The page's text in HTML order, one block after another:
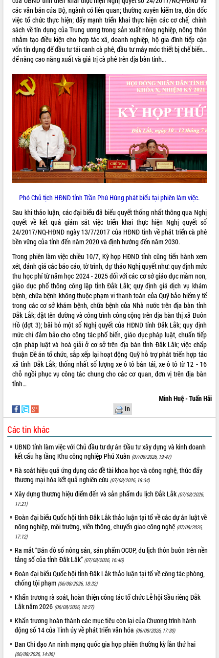
Hội thảo góp ý hồ sơ điều chỉnh quy
hoạch tỉnh Đắk Lắk thời kỳ 2021-2030,
tầm nhìn đến năm 2050
Nâng cao hiệu quả hoạt động của các
doanh nghiệp nhà nước
Hội nghị triển khai kết nối mạng
quan Đảng, Nhà nước
Lễ phát động chuỗi hoạt động chung
tay làm sạch môi trường
Xã Ea Kar bước chuyển mình trong
công tác cải cách hành chính mô hình
UBND tỉnh họp báo định kỳ tháng 4
năm 2026
Hội thảo khoa học “Giải pháp thúc đẩy
phát triển nền kinh tế xanh tại tỉnh
Đắk Lắk”
Tăng cường giám sát, đôn đốc thực
hiện nhiệm vụ quản lý tài sản công
hàng tuần
Tháo gỡ những vướng mắc, đẩy mạnh
công tác cải cách thủ tục hành chính
tại Trung tâm Phục vụ hành chính
công tỉnh
Đắk Lắk: Tôn vinh 46 giải pháp tại Hội
thi Sáng tạo Kỹ thuật 2024 - 2025
Đắk Lắk rà soát, điều chỉnh Đề án 190
về phát triển nuôi trồng thủy sản
Phó Chủ tịch UBND tỉnh Đắk Lắk
Trương Công Thái kiểm tra thực địa
Dự án cao tốc Khánh Hòa - Buôn Ma
Thuột
Định vị cà phê Việt Nam như một “di
sản sống” trong dòng chảy toàn cầu
Xây dựng nông thôn mới: Nâng cao đời
sống người dân từ những mô hình thiết
Quyết liệt tháo gỡ vướng mắc, đẩy
nhanh tiến độ các dự án trọng điểm
trong Khu kinh tế Nam Phú Yên
Hòn Yến phát triển du lịch gắn với bảo
tồn biển
Đắk Lắk thời kỳ 2021-2030, tầm nhìn
đến năm 2050
Phát động chiến dịch 30 ngày đêm
giải phóng mặt bằng Tuyến đường bộ
ven biển
Đắk Lắk nỗ lực thúc đẩy tăng trưởng
kinh tế từ 10% trở lên trong Quý
II/2026
Đắk Lắk ký kết thỏa thuận hợp tác về
chuyển đổi số giai đoạn 2026 – 2030
với Tập đoàn Bưu chính Viễn thông
Việt Nam
Thứ trưởng Bộ Y tế làm việc với tỉnh
Đắk Lắk về phát triển nhân lực y tế
cho trạm y tế cấp xã
Du lịch Đắk Lắk nâng tầm trải nghiệm
du khách thông qua Hệ thống cơ sở dữ
liệu và Bản đồ số
các văn bản của Bộ, ngành có liên quan; thường xuyên kiểm tra, đôn đốc
việc tổ chức thực hiện; đẩy mạnh triển khai thực hiện các cơ chế, chính
sách về tín dụng của Trung ương trong sản xuất nông nghiệp, nông thôn
nhằm tạo điều kiện cho hợp tác xã, doanh nghiệp, hộ gia đình tiếp cận
vốn tín dụng để đầu tư tái canh cà phê, đầu tư máy móc thiết bị chế biến…
để nâng cao năng xuất và giá trị cà phê trên địa bàn tỉnh…
Phó Chủ tịch HĐND tỉnh Trần Phú Hùng phát biểu tại phiên làm việc.
Sau khi thảo luận, các đại biểu đã biểu quyết thống nhất thông qua Nghị
quyết về kết quả giám sát việc triển khai thực hiện Nghị quyết số
24/2017/NQ-HĐND ngày 13/7/2017 của HĐND tỉnh về phát triển cà phê
bền vững của tỉnh đến năm 2020 và định hướng đến năm 2030.
Trong phiên làm việc chiều 10/7, Kỳ họp HĐND tỉnh cũng tiến hành xem
xét, đánh giá các báo cáo, tờ trình, dự thảo Nghị quyết như: quy định mức
thu học phí từ năm học 2024 - 2025 đối với các cơ sở giáo dục mầm non,
giáo dục phổ thông công lập tỉnh Đắk Lắk; quy định giá dịch vụ khám
bệnh, chữa bệnh không thuộc phạm vi thanh toán của Quỹ bảo hiểm y tế
trong các cơ sở khám bệnh, chữa bệnh của Nhà nước trên địa bàn tỉnh
Đắk Lắk; đặt tên đường và công trình công cộng trên địa bàn thị xã Buôn
Hồ (đợt 3); bãi bỏ một số Nghị quyết của HĐND tỉnh Đắk Lắk; quy định
mức chi đảm bảo cho công tác phổ biến, giáo dục pháp luật, chuẩn tiếp
cận pháp luật và hoà giải ở cơ sở trên địa bàn tỉnh Đắk Lắk; việc chấp
thuận Đề án tổ chức, sắp xếp lại hoạt động Quỹ hỗ trợ phát triển hợp tác
xã tỉnh Đắk Lắk; thống nhất số lượng xe ô tô bán tải, xe ô tô từ 12 - 16
chỗ ngồi phục vụ công tác chung cho các cơ quan, đơn vị trên địa bàn
tỉnh…
Minh Huệ - Tuấn Hải
In
Các tin khác
UBND tỉnh làm việc với Chủ đầu tư dự án Đầu tư xây dựng và kinh doanh
kết cấu hạ tầng Khu công nghiệp Phú Xuân (07/08/2026, 19:47)
Rà soát hiệu quả ứng dụng các đề tài khoa học và công nghệ, thúc đẩy
thương mại hóa kết quả nghiên cứu (07/08/2026, 18:34)
Xây dựng thương hiệu điểm đến và sản phẩm du lịch Đắk Lắk (07/08/2026,
17:21)
Đoàn đại biểu Quốc hội tỉnh Đắk Lắk thảo luận tại tổ về các dự án luật về
nông nghiệp, môi trường, viễn thông, chuyển giao công nghệ (07/08/2026,
17:12)
Ra mắt “Bản đồ số nông sản, sản phẩm OCOP, du lịch thôn buôn trên nền
tảng số của tỉnh Đắk Lắk” (07/08/2026, 16:46)
Đoàn đại biểu Quốc hội tỉnh Đắk Lắk thảo luận tại tổ về công tác phòng,
chống tội phạm (06/08/2026, 18:32)
Khẩn trương rà soát, hoàn thiện công tác tổ chức Lễ hội Sầu riêng Đắk
Lắk năm 2026 (06/08/2026, 18:27)
Khẩn trương hoàn thành các mục tiêu còn lại của Chương trình hành
động số 14 của Tỉnh ủy về phát triển văn hóa (06/08/2026, 17:30)
Ban Chỉ đạo An ninh mạng quốc gia họp phiên thường kỳ lần thứ hai
(06/08/2026, 14:06)